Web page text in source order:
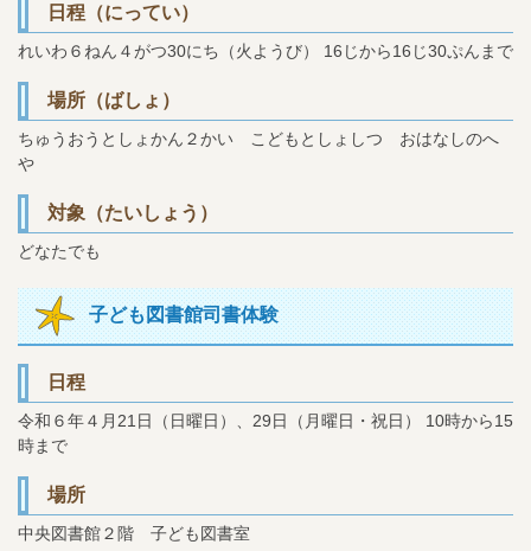
日程（にってい）
れいわ６ねん４がつ30にち（火ようび） 16じから16じ30ぷんまで
場所（ばしょ）
ちゅうおうとしょかん２かい こどもとしょしつ おはなしのへ
や
対象（たいしょう）
どなたでも
子ども図書館司書体験
日程
令和６年４月21日（日曜日）、29日（月曜日・祝日） 10時から15
時まで
場所
中央図書館２階 子ども図書室